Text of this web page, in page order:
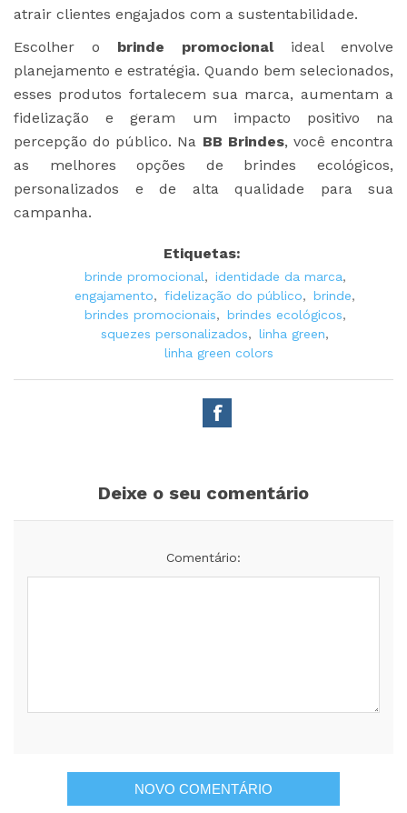
atrair clientes engajados com a sustentabilidade.
Escolher o brinde promocionalideal envolve
planejamento e estratégia. Quando bem selecionados,
esses produtos fortalecem sua marca, aumentam a
fidelização e geram um impacto positivo na
percepção do público. Na BB Brindes, você encontra
as melhores opções de brindes ecológicos,
personalizados e de alta qualidade para sua
campanha.
Etiquetas:
brinde promocional, identidade da marca,
engajamento, fidelização do público, brinde,
brindes promocionais, brindes ecológicos,
squezes personalizados, linha green,
linha green colors
Deixe o seu comentário
Comentário: